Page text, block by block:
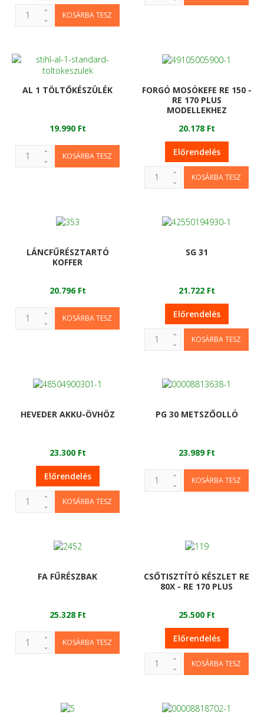
AL 1 TÖLTŐKÉSZÜLÉK
19.990 Ft
FORGÓ MOSÓKEFE RE 150 -
RE 170 PLUS
MODELLEKHEZ
20.178 Ft
Előrendelés
LÁNCFŰRÉSZTARTÓ
KOFFER
20.796 Ft
SG 31
21.722 Ft
Előrendelés
HEVEDER AKKU-ÖVHÖZ
23.300 Ft
Előrendelés
PG 30 METSZŐOLLÓ
23.989 Ft
FA FŰRÉSZBAK
25.328 Ft
CSŐTISZTÍTÓ KÉSZLET RE
80X - RE 170 PLUS
25.500 Ft
Előrendelés